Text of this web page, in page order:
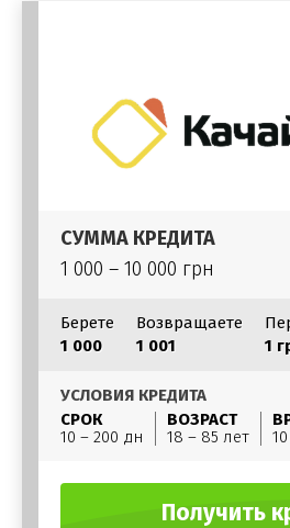
СУММА КРЕДИТА
1 000 – 10 000 грн
Берете
1 000
Возвращаете
1 001
1
УСЛОВИЯ КРЕДИТА
СРОК
10 – 200 дн
ВОЗРАСТ
18 – 85 лет
Получить